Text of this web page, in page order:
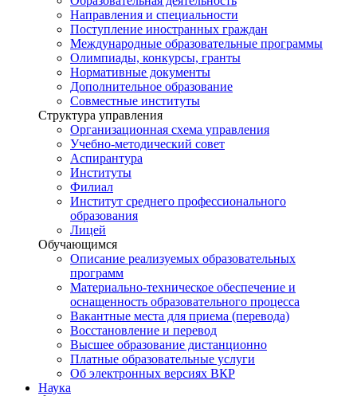
Направления и специальности
Поступление иностранных граждан
Международные образовательные программы
Олимпиады, конкурсы, гранты
Нормативные документы
Дополнительное образование
Совместные институты
Структура управления
Организационная схема управления
Учебно-методический совет
Аспирантура
Институты
Филиал
Институт среднего профессионального
образования
Лицей
Обучающимся
Описание реализуемых образовательных
программ
Материально-техническое обеспечение и
оснащенность образовательного процесса
Вакантные места для приема (перевода)
Восстановление и перевод
Высшее образование дистанционно
Платные образовательные услуги
Об электронных версиях ВКР
Наука